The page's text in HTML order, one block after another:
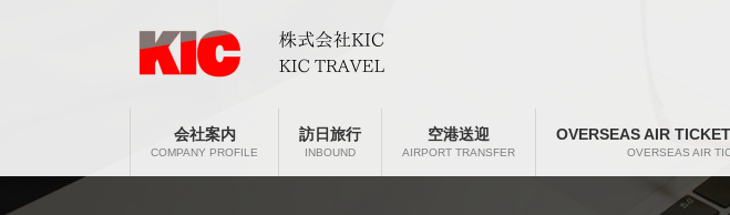
キ
に
会社案内
COMPANY PROFILE
訪日旅行
INBOUND
空港送迎
AIRPORT TRANSFER
OVERSEAS AIR
OVERSEAS AIR